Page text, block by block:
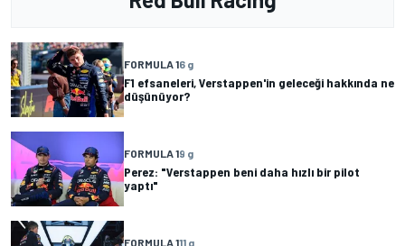
FORMULA 16 g
F1 efsaneleri, Verstappen'in geleceği hakkında ne
düşünüyor?
FORMULA 19 g
Perez: "Verstappen beni daha hızlı bir pilot
yaptı"
FORMULA 111 g